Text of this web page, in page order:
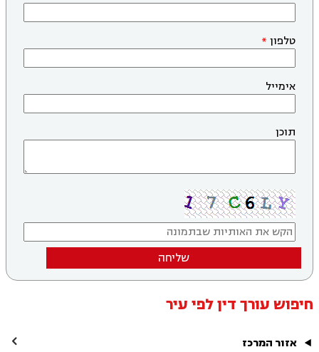
טלפון
אימייל
תוכן
שליחה
חיפוש עורך דין לפי עיר
אזור המרכז 